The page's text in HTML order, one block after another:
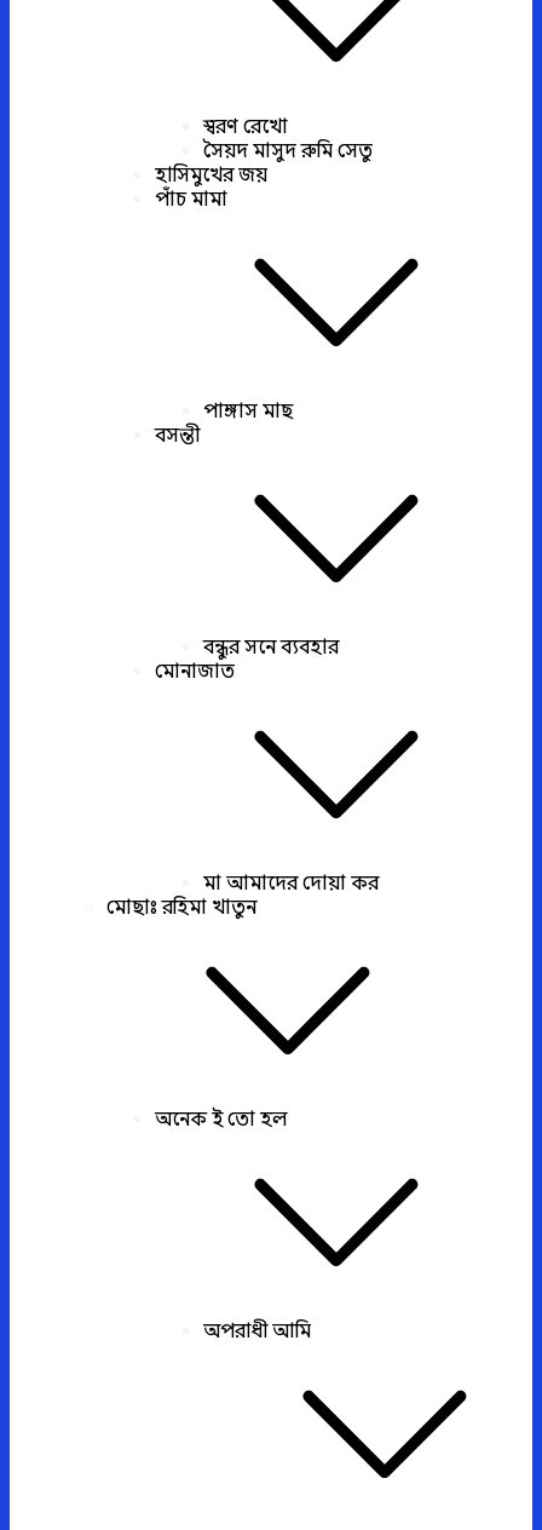
স্বরণ রেখো
সৈয়দ মাসুদ রুমি সেতু
হাসিমুখের জয়
পাঁচ মামা
পাঙ্গাস মাছ
বসন্তী
বন্ধুর সনে ব্যবহার
মোনাজাত
মা আমাদের দোয়া কর
মোছাঃ রহিমা খাতুন
অনেক ই তো হল
অপরাধী আমি